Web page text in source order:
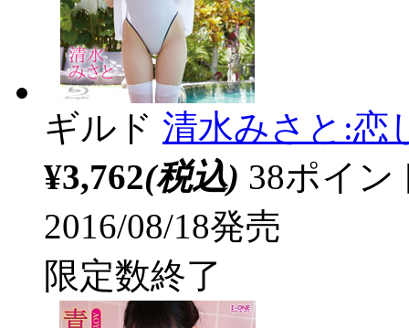
ギルド 清水みさと:恋
¥3,762(税込) 38ポイ
2016/08/18発売
限定数終了